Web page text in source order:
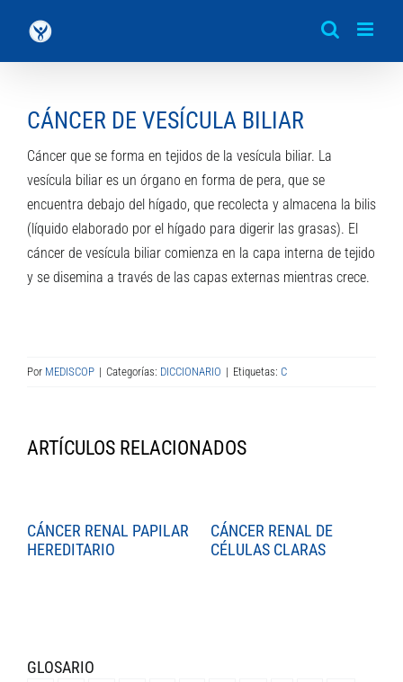
contenido
CÁNCER DE VESÍCULA BILIAR
Cáncer que se forma en tejidos de la vesícula biliar. La
vesícula biliar es un órgano en forma de pera, que se
encuentra debajo del hígado, que recolecta y almacena la bilis
(líquido elaborado por el hígado para digerir las grasas). El
cáncer de vesícula biliar comienza en la capa interna de tejido
y se disemina a través de las capas externas mientras crece.
Por MEDISCOP | Categorías: DICCIONARIO | Etiquetas: C
ARTÍCULOS RELACIONADOS
CÁNCER RENAL PAPILAR
HEREDITARIO
CÁNCER RENAL DE
CÉLULAS CLARAS
GLOSARIO